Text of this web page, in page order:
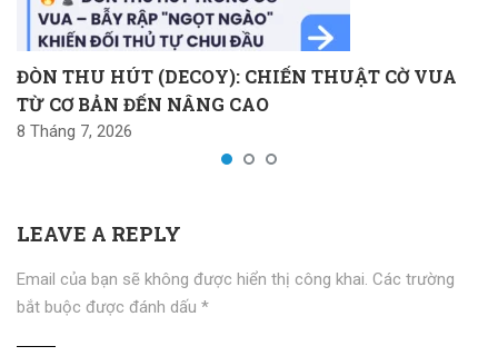
ĐÒN THU HÚT (DECOY): CHIẾN THUẬT CỜ VUA
TỪ CƠ BẢN ĐẾN NÂNG CAO
8 Tháng 7, 2026
LEAVE A REPLY
Email của bạn sẽ không được hiển thị công khai. Các trường
bắt buộc được đánh dấu *